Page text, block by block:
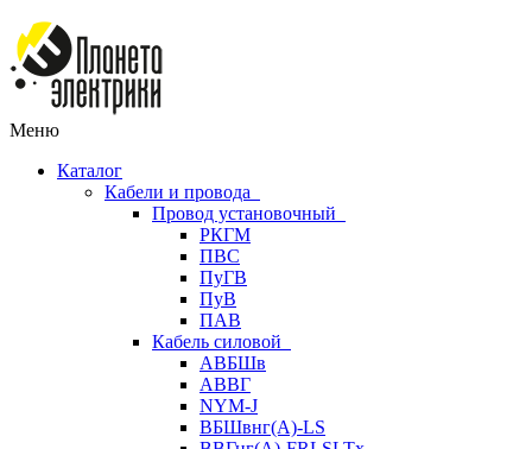
Меню
Каталог
Кабели и провода
Провод установочный
РКГМ
ПВС
ПуГВ
ПуВ
ПАВ
Кабель силовой
АВБШв
АВВГ
NYM-J
ВБШвнг(А)-LS